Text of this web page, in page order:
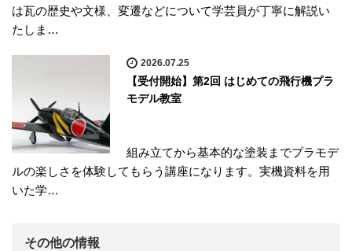
は瓦の歴史や文様、変遷などについて学芸員が丁寧に解説い
たしま…
2026.07.25
【受付開始】第2回 はじめての飛行機プラ
モデル教室
組み立てから基本的な塗装までプラモデ
ルの楽しさを体験してもらう講座になります。実機資料を用
いた学…
その他の情報